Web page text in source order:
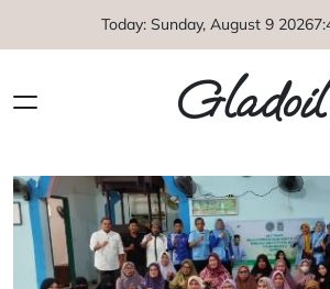
Today: Sunday, August 9 20267:
Gladoil